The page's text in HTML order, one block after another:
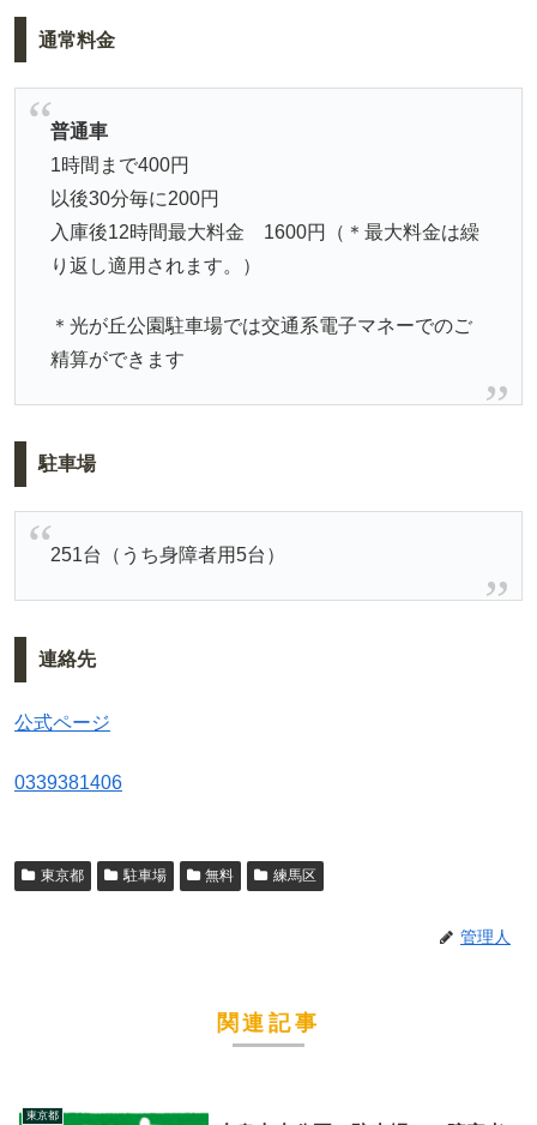
通常料金
普通車
1時間まで400円
以後30分毎に200円
入庫後12時間最大料金 1600円（＊最大料金は繰
り返し適用されます。）
＊光が丘公園駐車場では交通系電子マネーでのご
精算ができます
駐車場
251台（うち身障者用5台）
連絡先
公式ページ
0339381406
東京都 駐車場 無料 練馬区
管理人
関連記事
東京都